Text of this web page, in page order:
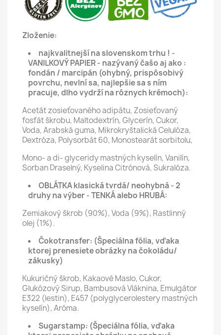
Zloženie:
najkvalitnejší na slovenskom trhu ! -
VANILKOVÝ PAPIER - nazývaný čašo aj ako :
fondán / marcipán (ohybný, prispôsobivý
povrchu, nevlní sa, najlepšie sa s ním
pracuje, dlho vydrží na rôznych krémoch):
Acetát zosieťovaného adipátu, Zosieťovaný
fosfát škrobu, Maltodextrín, Glycerín, Cukor,
Voda, Arabská guma, Mikrokryštalická Celulóza,
Dextróza, Polysorbát 60, Monostearát sorbitolu,
Mono- a di- glyceridy mastných kyselín, Vanilín,
Sorban Draselný, Kyselina Citrónová, Sukralóza.
OBLÁTKA klasická tvrdá/ neohybná - 2
druhy na výber - TENKÁ alebo HRUBÁ:
Zemiakový škrob (90%), Voda (9%), Rastlinný
olej (1%).
Čokotransfer: (Špeciálna fólia, vďaka
ktorej prenesiete obrázky na čokoládu/
zákusky)
Kukuričný škrob, Kakaové Maslo, Cukor,
Glukózový Sirup, Bambusová Vláknina, Emulgátor
E322 (lestin), E457 (polyglycerolestery mastných
kyselín), Aróma.
Sugarstamp: (Špeciálna fólia, vďaka